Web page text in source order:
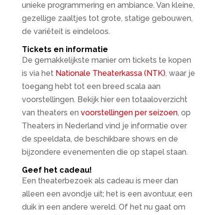
unieke programmering en ambiance. Van kleine,
gezellige zaaltjes tot grote, statige gebouwen,
de variëteit is eindeloos.
Tickets en informatie
De gemakkelijkste manier om tickets te kopen
is via het Nationale Theaterkassa (NTK), waar je
toegang hebt tot een breed scala aan
voorstellingen. Bekijk hier een totaaloverzicht
van theaters en voorstellingen per seizoen, op
Theaters in Nederland vind je informatie over
de speeldata, de beschikbare shows en de
bijzondere evenementen die op stapel staan.
Geef het cadeau!
Een theaterbezoek als cadeau is meer dan
alleen een avondje uit; het is een avontuur, een
duik in een andere wereld. Of het nu gaat om